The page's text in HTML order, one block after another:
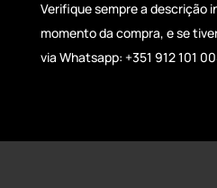
Verifique sempre a descrição
momento da compra, e se
via Whatsapp: +351 912 101